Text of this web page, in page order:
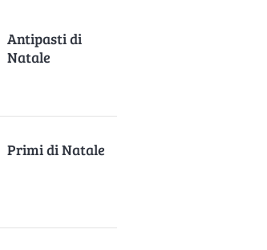
Antipasti di
Natale
Primi di Natale